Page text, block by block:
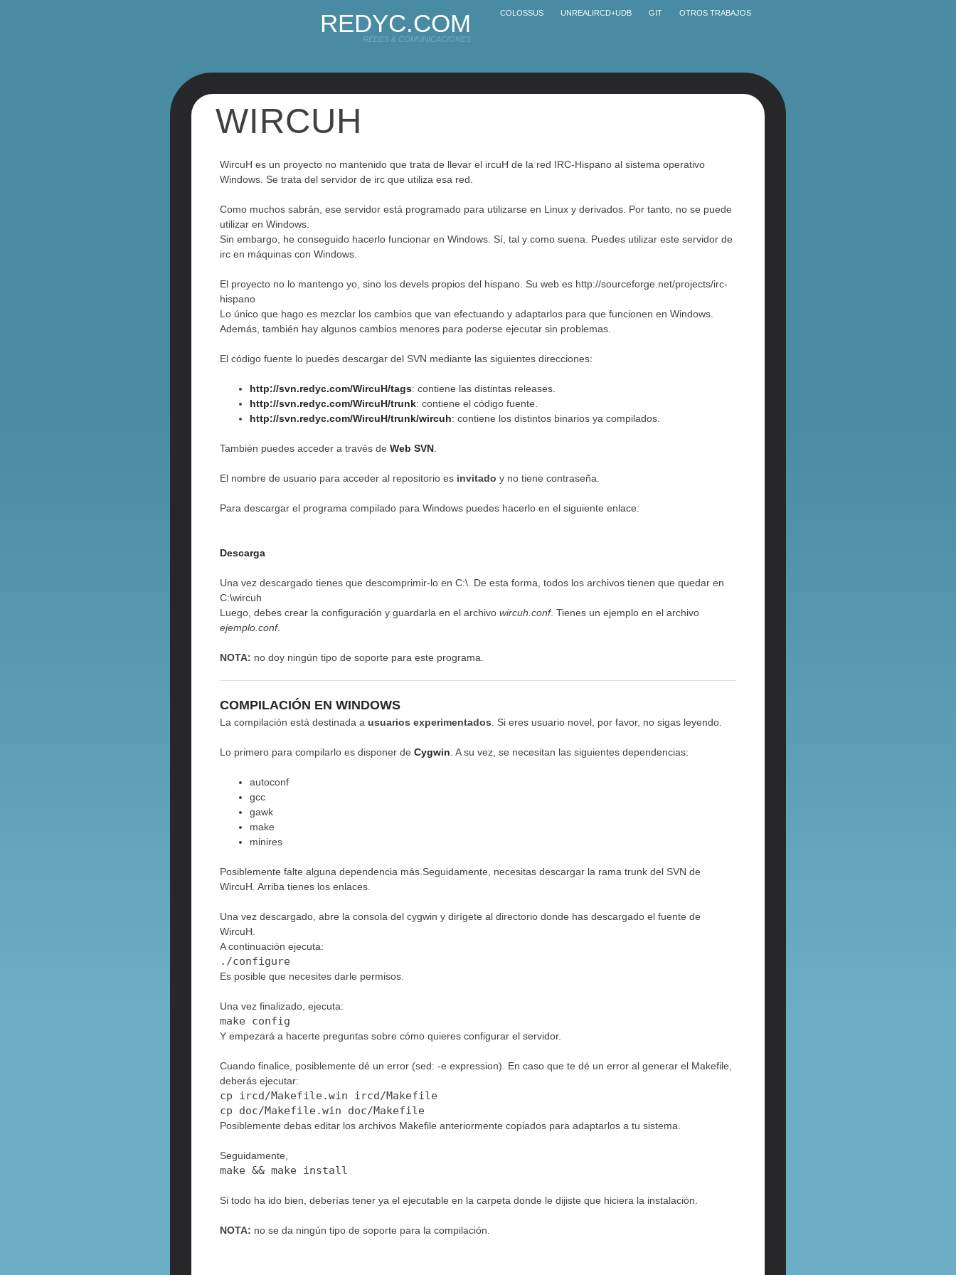
REDYC.COM
REDES & COMUNICACIONES
COLOSSUS UNREALIRCD+UDB GIT OTROS TRABAJOS
WIRCUH
WircuH es un proyecto no mantenido que trata de llevar el ircuH de la red IRC-Hispano al sistema operativo
Windows. Se trata del servidor de irc que utiliza esa red.
Como muchos sabrán, ese servidor está programado para utilizarse en Linux y derivados. Por tanto, no se puede
utilizar en Windows.
Sin embargo, he conseguido hacerlo funcionar en Windows. Sí, tal y como suena. Puedes utilizar este servidor de
irc en máquinas con Windows.
El proyecto no lo mantengo yo, sino los devels propios del hispano. Su web es http://sourceforge.net/projects/irc-
hispano
Lo único que hago es mezclar los cambios que van efectuando y adaptarlos para que funcionen en Windows.
Además, también hay algunos cambios menores para poderse ejecutar sin problemas.
El código fuente lo puedes descargar del SVN mediante las siguientes direcciones:
http://svn.redyc.com/WircuH/tags: contiene las distintas releases.
http://svn.redyc.com/WircuH/trunk: contiene el código fuente.
http://svn.redyc.com/WircuH/trunk/wircuh: contiene los distintos binarios ya compilados.
También puedes acceder a través de Web SVN
El nombre de usuario para acceder al repositorio es invitado y no tiene contraseña.
Para descargar el programa compilado para Windows puedes hacerlo en el siguiente enlace:
Descarga
Una vez descargado tienes que descomprimir-lo en C:\. De esta forma, todos los archivos tienen que quedar en
C:\wircuh
Luego, debes crear la configuración y guardarla en el archivo wircuh.conf. Tienes un ejemplo en el archivo
ejemplo.conf.
NOTA: no doy ningún tipo de soporte para este programa.
COMPILACIÓN EN WINDOWS
La compilación está destinada a usuarios experimentados . Si eres usuario novel, por favor, no sigas leyendo.
Lo primero para compilarlo es disponer de Cygwin . A su vez, se necesitan las siguientes dependencias:
autoconf
gcc
gawk
make
minires
Posiblemente falte alguna dependencia más.Seguidamente, necesitas descargar la rama trunk del SVN de
WircuH. Arriba tienes los enlaces.
Una vez descargado, abre la consola del cygwin y dirígete al directorio donde has descargado el fuente de
WircuH.
A continuación ejecuta:
./configure
Es posible que necesites darle permisos.
Una vez finalizado, ejecuta:
make config
Y empezará a hacerte preguntas sobre cómo quieres configurar el servidor.
Cuando finalice, posiblemente dé un error (sed: -e expression). En caso que te dé un error al generar el Makefile,
deberás ejecutar:
cp ircd/Makefile.win ircd/Makefile
cp doc/Makefile.win doc/Makefile
Posiblemente debas editar los archivos Makefile anteriormente copiados para adaptarlos a tu sistema.
Seguidamente,
make && make install
Si todo ha ido bien, deberías tener ya el ejecutable en la carpeta donde le dijiste que hiciera la instalación.
NOTA: no se da ningún tipo de soporte para la compilación.